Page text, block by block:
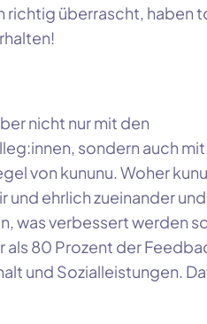
richtig überrascht, haben
nicht nur mit den
sondern auch
von kununu. Woher
und ehrlich zueinander
was verbessert werden
als 80 Prozent der
und Sozialleistungen.